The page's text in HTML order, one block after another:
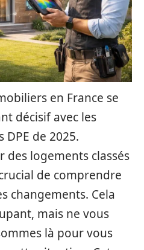
en France se
décisif avec les
de 2025.
des logements classés
de comprendre
changements. Cela
mais ne vous
là pour vous